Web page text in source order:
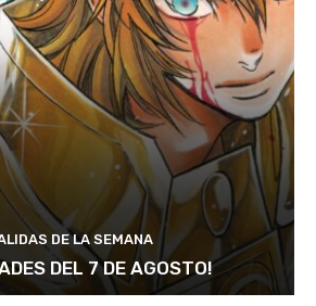
DE LA SEMANA
DEL 7 DE AGOSTO!